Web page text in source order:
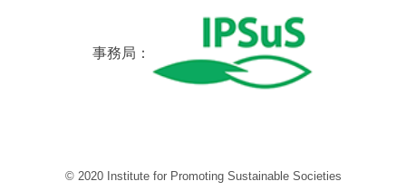
事務局：
© 2020 Institute for Promoting Sustainable Societies